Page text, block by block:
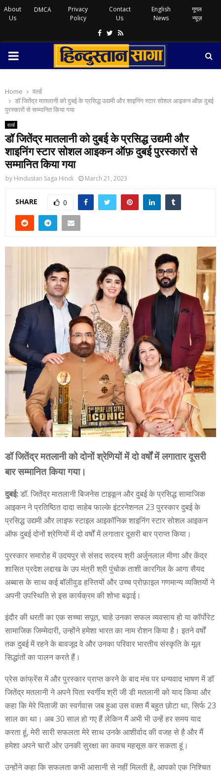
About
Us
DMCA
Privacy
Policy
Contact
Us
English
News
गूगल
न्यूज़
Facebook
Twitter
Rss
PRIMARY
Home
वर्ल्ड
डॉ जितेंद्र मातलानी को दुबई के प्रसिद्ध उद्यमी और शाइनिंग स्टार सोशल आइकन ऑफ़ दुबई
पुरस्कारों से सम्मानित किया गया
वर्ल्ड
डॉ जितेंद्र मातलानी को दुबई के प्रसिद्ध उद्यमी और
शाइनिंग स्टार सोशल आइकन ऑफ़ दुबई पुरस्कारों से
सम्मानित किया गया
by Hindustan Saga Hindi March 21, 2023
SHARE 0
डॉ जितेंद्र मतलानी को दोनों श्रेणियों में दो वर्षों में लगातार दूसरी
बार सम्मानित किया गया।
दुबई:डॉ. जितेंद्र मातलानी बिजनेस टाइकून और दुबई के प्रसिद्ध सामाजिक
आइकन ने प्रतिष्ठित दादा साहेब फाल्के इंटरनेशनल 23 पुरस्कार दुबई के
प्रसिद्ध उद्यमी और लाइफ स्टाइल आइकॉनिक शाइनिंग स्टार सोशल आइकन
ऑफ दुबई दोनों श्रेणियों में दो वर्षों में लगातार दूसरी बार प्राप्त किया।
पुरस्कार समारोह में उदयपुर से संसद सदस्य श्री अर्जुनलाल मीणा और केंद्र
शासित प्रदेश लद्दाख के उप मंत्री श्री पुंचोक ताशी कारगिल के आगा सैयद
अब्बास के साथ कई बॉलीवुड हस्तियों और उच्च प्रोफ़ाइल गणमान्य व्यक्तियों ने
अपनी उपस्थिति से इस कार्यक्रम की शोभा बढ़ाई।
इंदौर की धरती का एक सच्चा सपूत, चाहे उनका सफल व्यवसाय हो या कॉर्पोरेट
सामाजिक जिम्मेदारी, उन्होंने हमेशा भारत का नाम रोशन किया है। इतने वर्षों
तक दुबई में रहने के बावजूद वे और उनका परिवार भारतीय संस्कृति के मूल
सिद्धांतों का पालन करते हैं।
प्रेस कांफ्रेंस में और पुरस्कार प्राप्त करने के बाद मंच पर धन्यवाद भाषण में डॉ
जितेंद्र मतलानी ने अपने पिता स्वर्गीय श्री जी डी मतलानी को याद किया और
कहा कि मेरे पिताजी का स्वर्गवास जब हुआ उस वक्त मैं बहुत छोटा था, सिर्फ 23
साल का था। अब 30 साल हो गए हैं लेकिन मैं अभी भी उन्हें हर समय याद
करता हूं, मेरी सारी सफलता मेरे साथ उनके आशीर्वाद की वजह से है और मैं
हमेशा अपने चारों ओर उनकी सुरक्षा का कवच महसूस कर सकता हूं।
उन्होंने कहा कि सफलता कभी आसानी से नहीं मिलती है, आपको एक निश्चित